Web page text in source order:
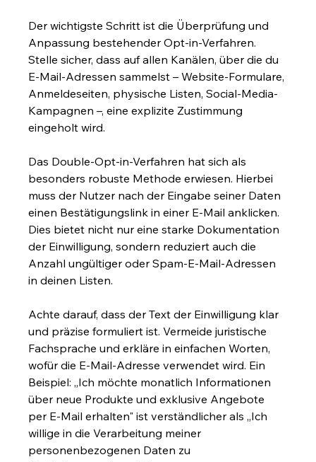
Der wichtigste Schritt ist die Überprüfung und
Anpassung bestehender Opt-in-Verfahren.
Stelle sicher, dass auf allen Kanälen, über die du
E-Mail-Adressen sammelst – Website-Formulare,
Anmeldeseiten, physische Listen, Social-Media-
Kampagnen –, eine explizite Zustimmung
eingeholt wird.
Das Double-Opt-in-Verfahren hat sich als
besonders robuste Methode erwiesen. Hierbei
muss der Nutzer nach der Eingabe seiner Daten
einen Bestätigungslink in einer E-Mail anklicken.
Dies bietet nicht nur eine starke Dokumentation
der Einwilligung, sondern reduziert auch die
Anzahl ungültiger oder Spam-E-Mail-Adressen
in deinen Listen.
Achte darauf, dass der Text der Einwilligung klar
und präzise formuliert ist. Vermeide juristische
Fachsprache und erkläre in einfachen Worten,
wofür die E-Mail-Adresse verwendet wird. Ein
Beispiel: „Ich möchte monatlich Informationen
über neue Produkte und exklusive Angebote
per E-Mail erhalten" ist verständlicher als „Ich
willige in die Verarbeitung meiner
personenbezogenen Daten zu